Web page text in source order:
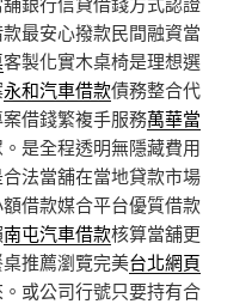
最安心撥款民間融資當
客製化實木桌椅是理想選
永和汽車借款債務整合代
借錢繁複手服務萬華當
是全程透明無隱藏費用
法當舖在當地貸款市場
借款媒合平台優質借款
南屯汽車借款核算當舖更
推薦瀏覽完美台北網頁
或公司行號只要持有合